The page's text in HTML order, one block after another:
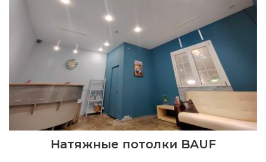
Натяжные потолки BAUF